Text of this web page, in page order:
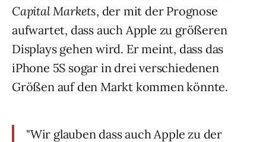
Capital Markets, der mit der Prognose
aufwartet, dass auch Apple zu größeren
Displays gehen wird. Er meint, dass das
iPhone 5S sogar in drei verschiedenen
Größen auf den Markt kommen könnte.
"Wir glauben dass auch Apple zu der